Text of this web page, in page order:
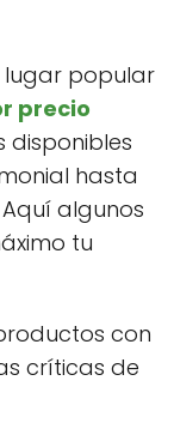
lugar popular
precio
disponibles
hasta
algunos
tu
con
críticas de